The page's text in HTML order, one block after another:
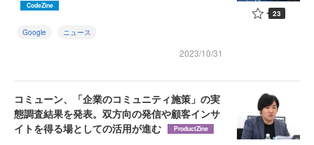
CodeZine
Google ニュース
2023/10/31
23
コミューン、「企業のコミュニティ施策」の実
態調査結果を発表。双方向の発信や顧客インサ
イトを得る場としての活用が進む
ProductZine